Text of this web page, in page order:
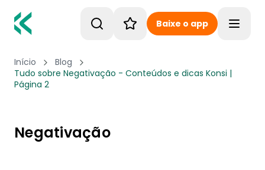
Baixe o app
Início
Blog
Tudo sobre Negativação - Conteúdos e dicas Konsi |
Página 2
Negativação